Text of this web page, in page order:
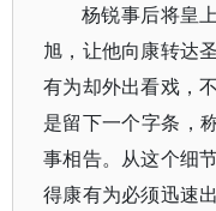
杨锐事后将皇
旭，让他向康转达
有为却外出看戏，
是留下一个字条，
事相告。从这个细
得康有为必须迅速